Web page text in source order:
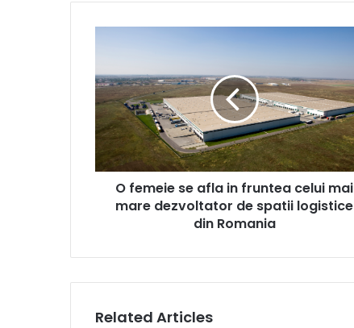
afla
in
fruntea
celui
mai
mare
dezvoltator
O femeie se afla in fruntea celui mai
mare dezvoltator de spatii logistice
din Romania
Related Articles